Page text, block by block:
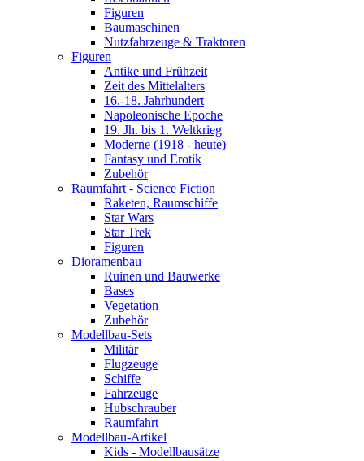
Figuren
Baumaschinen
Nutzfahrzeuge & Traktoren
Figuren
Antike und Frühzeit
Zeit des Mittelalters
16.-18. Jahrhundert
Napoleonische Epoche
19. Jh. bis 1. Weltkrieg
Moderne (1918 - heute)
Fantasy und Erotik
Zubehör
Raumfahrt - Science Fiction
Raketen, Raumschiffe
Star Wars
Star Trek
Figuren
Dioramenbau
Ruinen und Bauwerke
Bases
Vegetation
Zubehör
Modellbau-Sets
Militär
Flugzeuge
Schiffe
Fahrzeuge
Hubschrauber
Raumfahrt
Modellbau-Artikel
Kids - Modellbausätze